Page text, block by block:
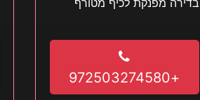
+972503274580